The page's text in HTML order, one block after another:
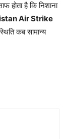
होता है कि निशाना
Air Strike
कब सामान्य